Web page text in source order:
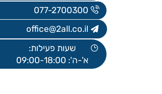
בניין B, קומה 5
077-2700300
office@2all.co.il
שעות פעילות: